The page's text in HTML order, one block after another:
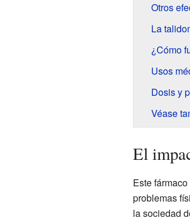
Otros
La
¿Cómo
Usos
Dosis y
Véase
El
Este
problemas
la sociedad